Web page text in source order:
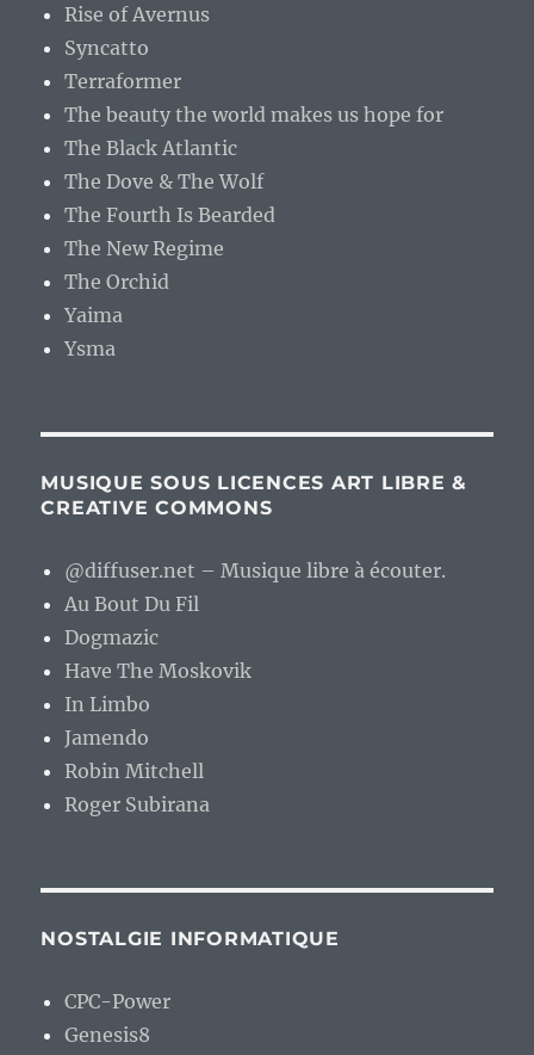
Rise of Avernus
Syncatto
Terraformer
The beauty the world makes us hope for
The Black Atlantic
The Dove & The Wolf
The Fourth Is Bearded
The New Regime
The Orchid
Yaima
Ysma
MUSIQUE SOUS LICENCES ART LIBRE &
CREATIVE COMMONS
@diffuser.net – Musique libre à écouter.
Au Bout Du Fil
Dogmazic
Have The Moskovik
In Limbo
Jamendo
Robin Mitchell
Roger Subirana
NOSTALGIE INFORMATIQUE
CPC-Power
Genesis8